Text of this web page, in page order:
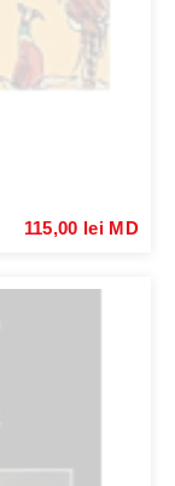
115,00 lei MD